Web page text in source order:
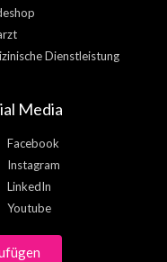
Dienstleistung
Media
Facebook
Instagram
LinkedIn
Youtube